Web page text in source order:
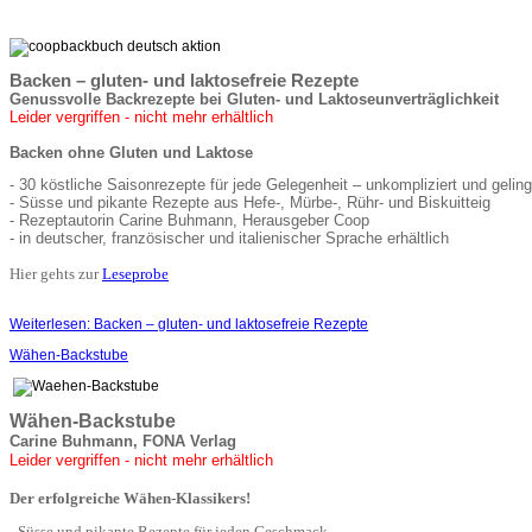
Backen – gluten- und laktosefreie Rezepte
Genussvolle Backrezepte bei Gluten- und Laktoseunverträglichkeit
Leider vergriffen - nicht mehr erhältlich
Backen ohne Gluten und Laktose
- 30 köstliche Saisonrezepte für jede Gelegenheit – unkompliziert und
- Süsse und pikante Rezepte aus Hefe-, Mürbe-, Rühr- und Biskuitteig
- Rezeptautorin Carine Buhmann, Herausgeber Coop
- in deutscher, französischer und italienischer Sprache erhältlich
Hier gehts zur Leseprobe
Weiterlesen: Backen – gluten- und laktosefreie Rezepte
Wähen-Backstube
Wähen-Backstube
Carine Buhmann, FONA Verlag
Leider vergriffen - nicht mehr erhältlich
Der erfolgreiche Wähen-Klassikers!